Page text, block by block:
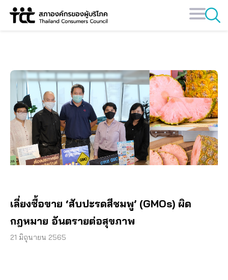
Skip
ลักลอบนำเข้า
เลี่ยงซื้อขาย ‘สับปะรดสีชมพู’ (GMOs) ผิด
กฎหมาย อันตรายต่อสุขภาพ
21 มิถุนายน 2565